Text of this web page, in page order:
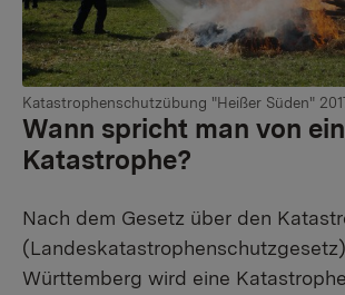
Katastrophenschutzübung "Heißer Süden"
Wann spricht man von
Katastrophe?
Nach dem Gesetz über den
Württemberg wird eine